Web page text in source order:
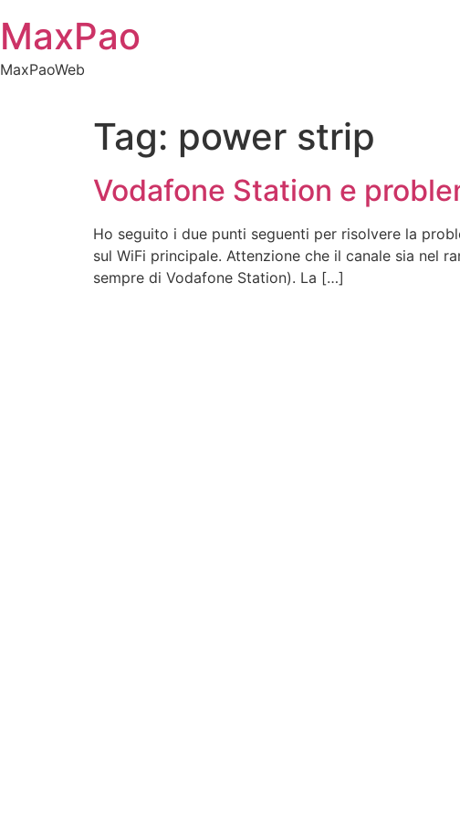
to
content
MaxPao
MaxPaoWeb
Tag: power strip
Vodafone Station e
Ho seguito i due punti seguenti per risolvere la
sul WiFi principale. Attenzione che il canale sia nel
sempre di Vodafone Station). La […]